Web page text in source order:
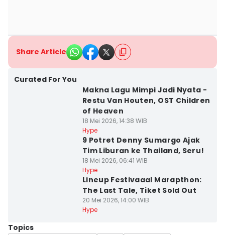
Share Article
Curated For You
Makna Lagu Mimpi Jadi Nyata -
Restu Van Houten, OST Children
of Heaven
18 Mei 2026, 14:38 WIB
Hype
9 Potret Denny Sumargo Ajak
Tim Liburan ke Thailand, Seru!
18 Mei 2026, 06:41 WIB
Hype
Lineup Festivaaal Marapthon:
The Last Tale, Tiket Sold Out
20 Mei 2026, 14:00 WIB
Hype
Topics